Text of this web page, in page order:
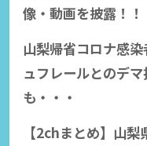
像・動画を披露！！
山梨帰省コロナ感
ュフレールとのデ
も・・・
【2chまとめ】山